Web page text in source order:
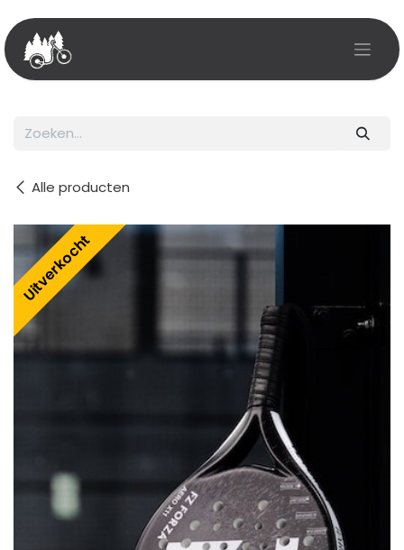
Alle producten
Uitverkocht